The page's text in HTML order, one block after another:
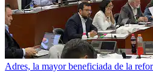
Adres, la mayor beneficiada de la